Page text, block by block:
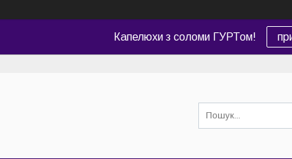
Капелюхи з соломи ГУРТом!